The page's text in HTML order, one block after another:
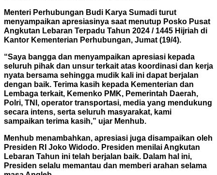
Menteri Perhubungan Budi Karya Sumadi turut
menyampaikan apresiasinya saat menutup Posko Pusat
Angkutan Lebaran Terpadu Tahun 2024 / 1445 Hijriah di
Kantor Kementerian Perhubungan, Jumat (19/4).
“Saya bangga dan menyampaikan apresiasi kepada
seluruh pihak dan unsur terkait atas koordinasi dan kerja
nyata bersama sehingga mudik kali ini dapat berjalan
dengan baik. Terima kasih kepada Kementerian dan
Lembaga terkait, Kemenko PMK, Pemerintah Daerah,
Polri, TNI, operator transportasi, media yang mendukung
secara intens, serta seluruh masyarakat, kami
sampaikan terima kasih,” ujar Menhub.
Menhub menambahkan, apresiasi juga disampaikan oleh
Presiden RI Joko Widodo. Presiden menilai Angkutan
Lebaran Tahun ini telah berjalan baik. Dalam hal ini,
Presiden selalu memantau dan memberi arahan selama